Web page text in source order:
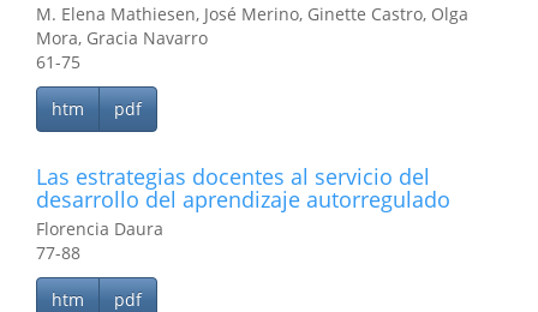
M. Elena Mathiesen, José Merino, Ginette Castro, Olga
Mora, Gracia Navarro
61-75
htm pdf
Las estrategias docentes al servicio del
desarrollo del aprendizaje autorregulado
Florencia Daura
77-88
htm pdf